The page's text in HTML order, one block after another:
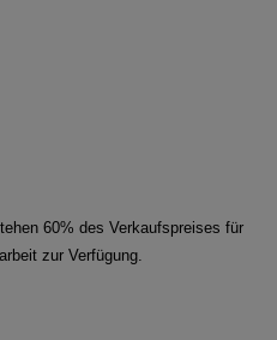
60% des Verkaufspreises für
zur Verfügung.